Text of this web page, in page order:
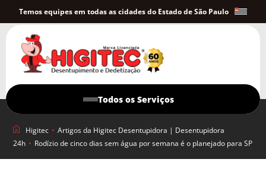
Higitec • Artigos da Higitec Desentupidora | Desentupidora
24h • Rodízio de cinco dias sem água por semana é o planejado para SP
Temos equipes em todas as cidades do Estado de São Paulo
Todos os Serviços